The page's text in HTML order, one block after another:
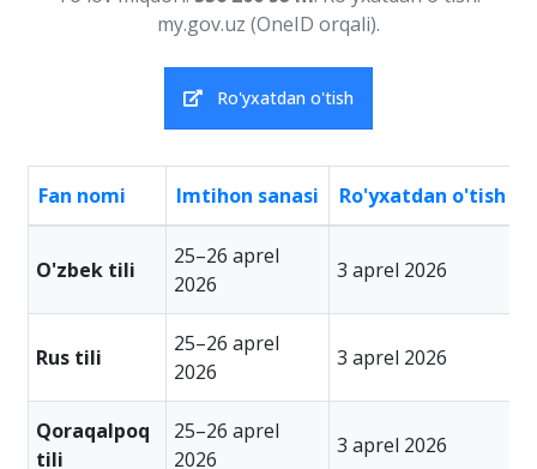
my.gov.uz (OneID orqali).
Ro'yxatdan o'tish
Fan nomi Imtihon sanasi Ro'yxatdan o'tish
O'zbek tili
25–26 aprel
2026
3 aprel 2026
Rus tili
25–26 aprel
2026
3 aprel 2026
Qoraqalpoq
tili
25–26 aprel
2026
3 aprel 2026